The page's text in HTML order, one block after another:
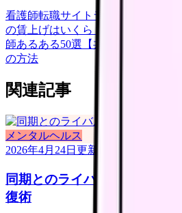
看護師転職サイトランキングTOP5
の賃上げはいくら？2026年度の最
師あるある50選【共感必至】
看護
の方法
関連記事
メンタルヘルス
2026年4月24日 更新
同期とのライバル心・嫉妬が
復術